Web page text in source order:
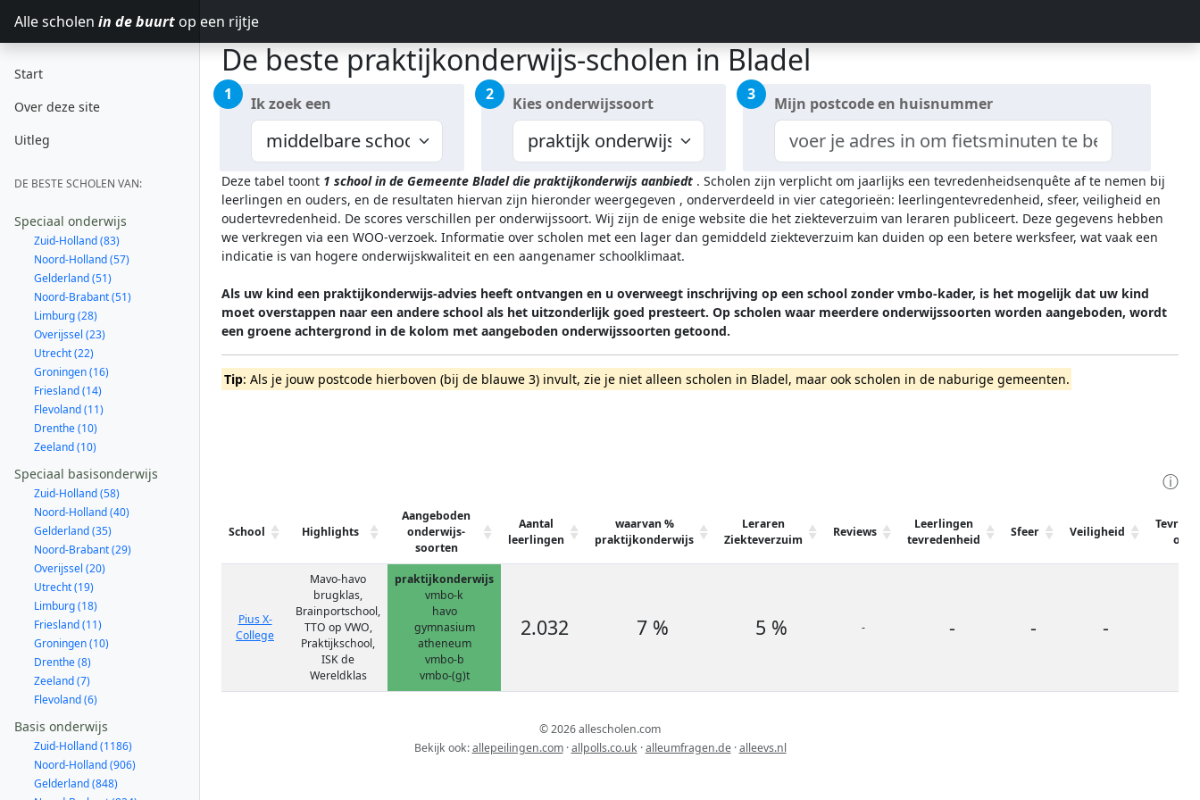
Alle scholen in de buurt op een rijtje
Start
Over deze site
Uitleg
DE BESTE SCHOLEN VAN:
Speciaal onderwijs
Zuid-Holland (83)
Noord-Holland (57)
Gelderland (51)
Noord-Brabant (51)
Limburg (28)
Overijssel (23)
Utrecht (22)
Groningen (16)
Friesland (14)
Flevoland (11)
Drenthe (10)
Zeeland (10)
Speciaal basisonderwijs
Zuid-Holland (58)
Noord-Holland (40)
Gelderland (35)
Noord-Brabant (29)
Overijssel (20)
Utrecht (19)
Limburg (18)
Friesland (11)
Groningen (10)
Drenthe (8)
Zeeland (7)
Flevoland (6)
Basis onderwijs
Zuid-Holland (1186)
Noord-Holland (906)
Gelderland (848)
De beste praktijkonderwijs-scholen in Bladel
1 Ik zoek een 2 Kies onderwijssoort 3 Mijn postcode en huisnummer
Deze tabel toont 1 school in de Gemeente Bladel die praktijkonderwijs aanbiedt . Scholen zijn verplicht om jaarlijks een tevredenheidsenquête af te nemen bij
leerlingen en ouders, en de resultaten hiervan zijn hieronder weergegeven , onderverdeeld in vier categorieën: leerlingentevredenheid, sfeer, veiligheid en
oudertevredenheid. De scores verschillen per onderwijssoort. Wij zijn de enige website die het ziekteverzuim van leraren publiceert. Deze gegevens hebben
we verkregen via een WOO-verzoek. Informatie over scholen met een lager dan gemiddeld ziekteverzuim kan duiden op een betere werksfeer, wat vaak een
indicatie is van hogere onderwijskwaliteit en een aangenamer schoolklimaat.
Als uw kind een praktijkonderwijs-advies heeft ontvangen en u overweegt inschrijving op een school zonder vmbo-kader, is het mogelijk dat uw kind
moet overstappen naar een andere school als het uitzonderlijk goed presteert. Op scholen waar meerdere onderwijssoorten worden aangeboden, wordt
een groene achtergrond in de kolom met aangeboden onderwijssoorten getoond.
Tip: Als je jouw postcode hierboven (bij de blauwe 3) invult, zie je niet alleen scholen in Bladel, maar ook scholen in de naburige gemeenten.
ⓘ
School Highlights
Aangeboden
onderwijs-
soorten
Aantal
leerlingen
waarvan %
praktijkonderwijs
Leraren
Ziekteverzuim
Reviews
Leerlingen
tevredenheid
Sfeer Veiligheid
Pius X-
College
Mavo-havo
brugklas,
Brainportschool,
TTO op VWO,
Praktijkschool,
ISK de
Wereldklas
praktijkonderwijs
vmbo-k
havo
gymnasium
atheneum
vmbo-b
vmbo-(g)t
2.032 7 % 5 % - - - -
© 2026 allescholen.com
Bekijk ook:allepeilingen.com·allpolls.co.uk ·alleumfragen.de·alleevs.nl